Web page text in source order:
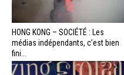
HONG KONG – SOCIÉTÉ : Les
médias indépendants, c’est bien
fini...